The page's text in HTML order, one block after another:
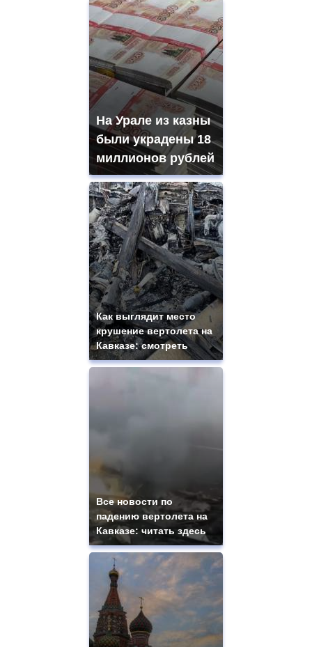
На Урале из казны
были украдены 18
миллионов рублей
Как выглядит место
крушение вертолета на
Кавказе: смотреть
Все новости по
падению вертолета на
Кавказе: читать здесь